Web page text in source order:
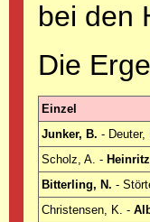
bei den
Die
Einzel
Junker, B. - Deuter,
Scholz, A. -
Bitterling, N. -
Christensen, K. -